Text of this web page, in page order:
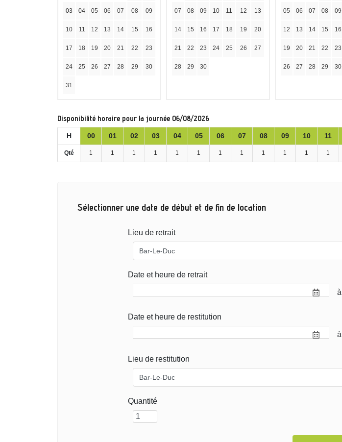
03 04 05 06 07 08 09
10 11 12 13 14 15 16
17 18 19 20 21 22 23
24 25 26 27 28 29 30
31
07 08 09 10 11 12 13
14 15 16 17 18 19 20
21 22 23 24 25 26 27
28 29 30
05 06 07 08 09
12 13 14 15 16
19 20 21 22 23
26 27 28 29 30
Disponibilité horaire pour la journée 06/08/2026
H 00 01 02 03 04 05 06 07 08 09 10 11
Qté 1 1 1 1 1 1 1 1 1 1 1 1
Sélectionner une date de début et de fin de location
Lieu de retrait
Date et heure de retrait
à
Date et heure de restitution
à
Lieu de restitution
Quantité